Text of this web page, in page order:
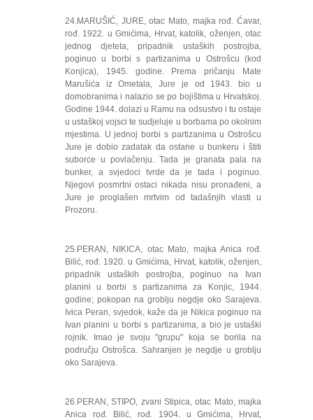
24.MARUŠIĆ, JURE, otac Mato, majka rođ. Ćavar,
rođ. 1922. u Gmićima, Hrvat, katolik, oženjen, otac
jednog djeteta, pripadnik ustaških postrojba,
poginuo u borbi s partizanima u Ostrošcu (kod
Konjica), 1945. godine. Prema pričanju Mate
Marušića iz Ometala, Jure je od 1943. bio u
domobranima i nalazio se po bojištima u Hrvatskoj.
Godine 1944. dolazi u Ramu na odsustvo i tu ostaje
u ustaškoj vojsci te sudjeluje u borbama po okolnim
mjestima. U jednoj borbi s partizanima u Ostrošcu
Jure je dobio zadatak da ostane u bunkeru i štiti
suborce u povlačenju. Tada je granata pala na
bunker, a svjedoci tvrde da je tada i poginuo.
Njegovi posmrtni ostaci nikada nisu pronađeni, a
Jure je proglašen mrtvim od tadašnjih vlasti u
Prozoru.
25.PERAN, NIKICA, otac Mato, majka Anica rođ.
Bilić, rođ. 1920. u Gmićima, Hrvat, katolik, oženjen,
pripadnik ustaških postrojba, poginuo na Ivan
planini u borbi s partizanima za Konjic, 1944.
godine; pokopan na groblju negdje oko Sarajeva.
Ivica Peran, svjedok, kaže da je Nikica poginuo na
Ivan planini u borbi s partizanima, a bio je ustaški
rojnik. Imao je svoju "grupu" koja se borila na
području Ostrošca. Sahranjen je negdje u groblju
oko Sarajeva.
26.PERAN, STIPO, zvani Stipica, otac Mato, majka
Anica rođ. Bilić, rođ. 1904. u Gmićima, Hrvat,